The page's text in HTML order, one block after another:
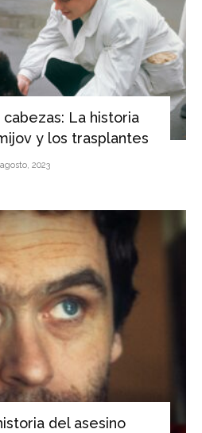
La historia
y los trasplantes
2023
del asesino